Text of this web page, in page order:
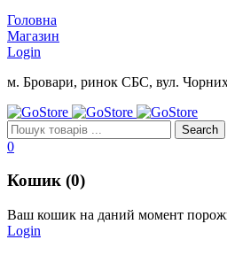
Головна
Магазин
Login
м. Бровари, ринок СБС, вул.
0
Кошик (0)
Ваш кошик на даний момент
Login